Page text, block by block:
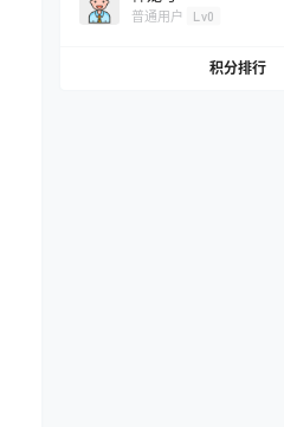
普通用户 Lv0
积分排行